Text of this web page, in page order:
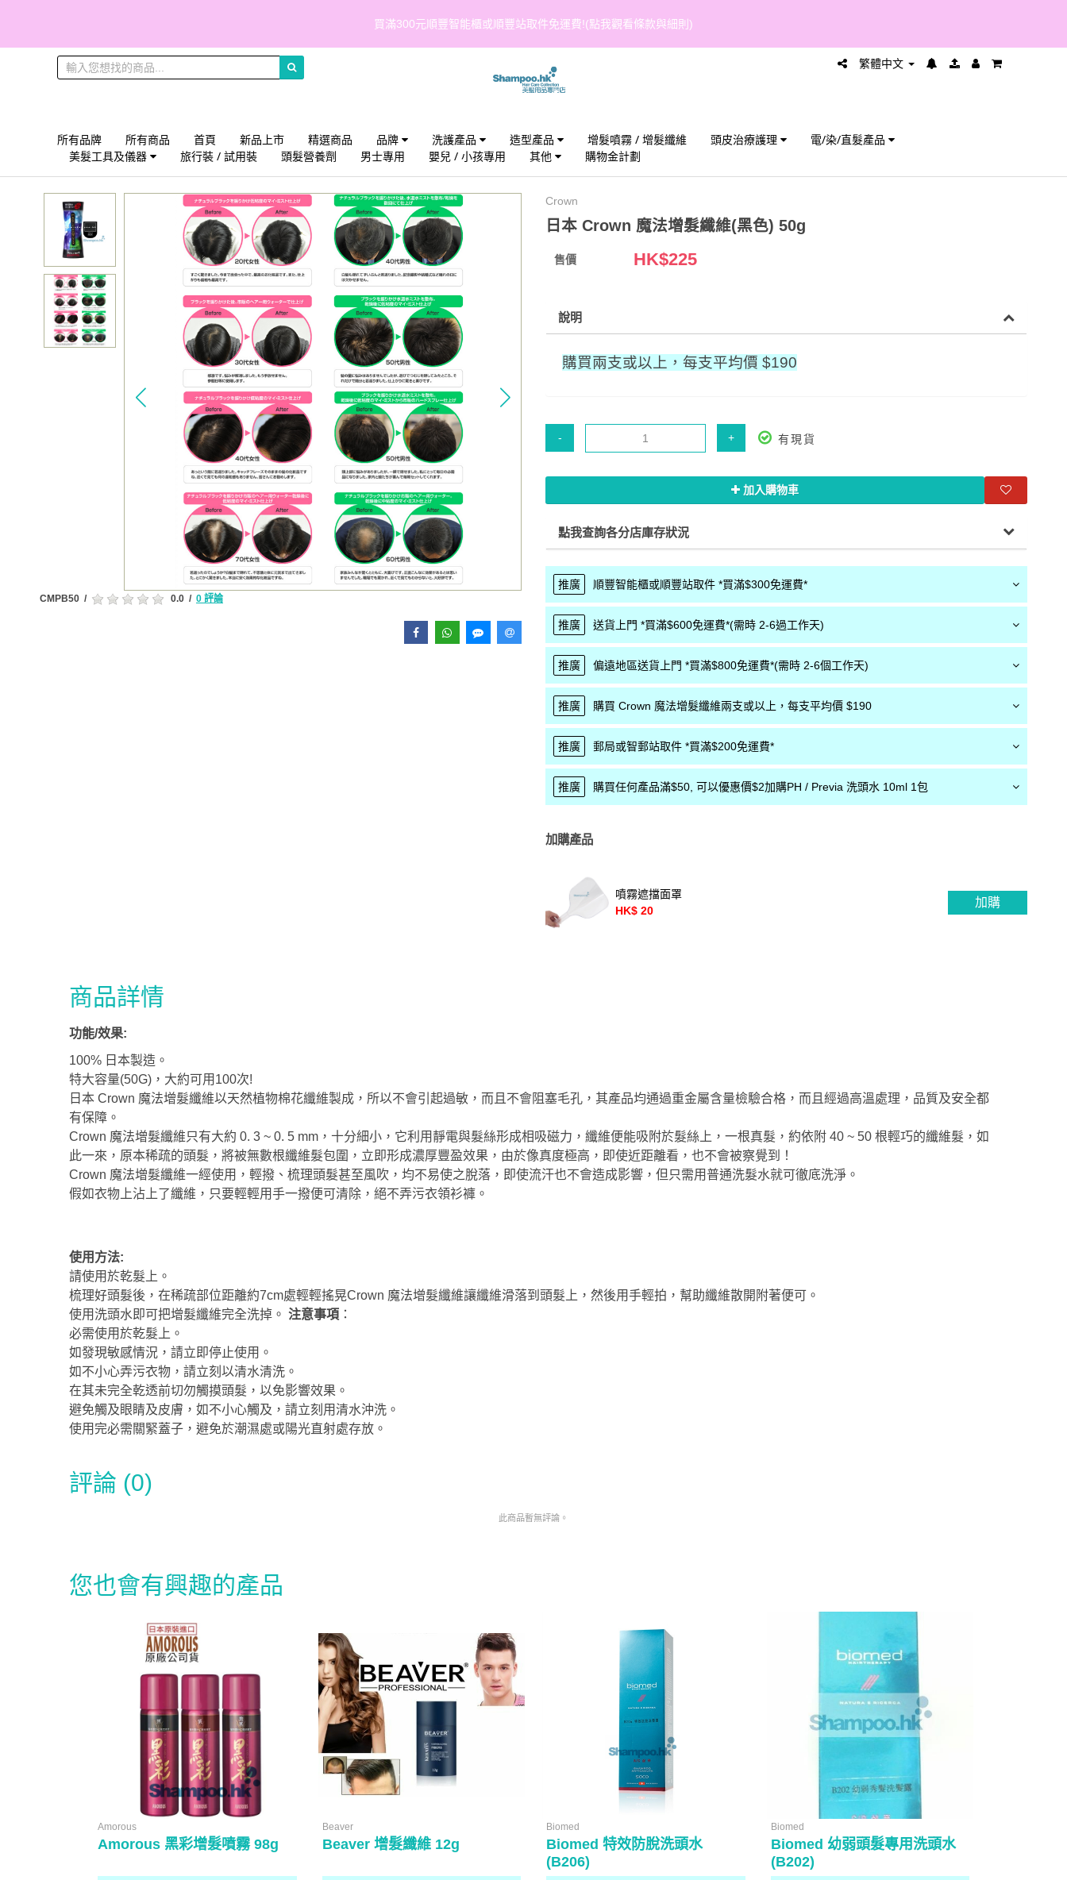
買滿300元順豐智能櫃或順豐站取件免運費!(點我觀看條款與細則)
繁體中文
所有品牌 所有商品 首頁 新品上市 精選商品 品牌 洗護產品 造型產品 增髮噴霧 / 增髮纖維 頭皮治療護理
電/染/直髮產品
美髮工具及儀器
旅行裝 / 試用裝 頭髮營養劑 男士專用 嬰兒 / 小孩專用 其他 購物金計劃
CMPB50 / 0.0 / 0 評論
Crown
日本 Crown 魔法增髮纖維(黑色) 50g
售價 HK$225
說明
購買兩支或以上，每支平均價 $190
- + 有現貨
加入購物車
點我查詢各分店庫存狀況
推廣 順豐智能櫃或順豐站取件 *買滿$300免運費*
推廣 送貨上門 *買滿$600免運費*(需時 2-6過工作天)
推廣 偏遠地區送貨上門 *買滿$800免運費*(需時 2-6個工作天)
推廣 購買 Crown 魔法增髮纖維兩支或以上，每支平均價 $190
推廣 郵局或智郵站取件 *買滿$200免運費*
推廣 購買任何產品滿$50, 可以優惠價$2加購PH / Previa 洗頭水 10ml 1包
加購產品
噴霧遮擋面罩
HK$ 20
加購
商品詳情
功能/效果:
100% 日本製造。
特大容量(50G)，大約可用100次!
日本 Crown 魔法增髮纖維以天然植物棉花纖維製成，所以不會引起過敏，而且不會阻塞毛孔，其產品均通過重金屬含量檢驗合格，而且經過高溫處理，品質及安全都
有保障。
Crown 魔法增髮纖維只有大約 0. 3 ~ 0. 5 mm，十分細小，它利用靜電與髮絲形成相吸磁力，纖維便能吸附於髮絲上，一根真髮，約依附 40 ~ 50 根輕巧的纖維髮，如
此一來，原本稀疏的頭髮，將被無數根纖維髮包圍，立即形成濃厚豐盈效果，由於像真度極高，即使近距離看，也不會被察覺到！
Crown 魔法增髮纖維一經使用，輕撥、梳理頭髮甚至風吹，均不易使之脫落，即使流汗也不會造成影響，但只需用普通洗髮水就可徹底洗淨。
假如衣物上沾上了纖維，只要輕輕用手一撥便可清除，絕不弄污衣領衫褲。
使用方法:
請使用於乾髮上。
梳理好頭髮後，在稀疏部位距離約7cm處輕輕搖晃Crown 魔法增髮纖維讓纖維滑落到頭髮上，然後用手輕拍，幫助纖維散開附著便可。
使用洗頭水即可把增髮纖維完全洗掉。 注意事項 ：
必需使用於乾髮上。
如發現敏感情況，請立即停止使用。
如不小心弄污衣物，請立刻以清水清洗。
在其未完全乾透前切勿觸摸頭髮，以免影響效果。
避免觸及眼睛及皮膚，如不小心觸及，請立刻用清水沖洗。
使用完必需關緊蓋子，避免於潮濕處或陽光直射處存放。
評論 (0)
此商品暫無評論。
您也會有興趣的產品
Amorous
Amorous 黑彩增髮噴霧 98g
Beaver
Beaver 增髮纖維 12g
Biomed
Biomed 特效防脫洗頭水
(B206)
Biomed
Biomed 幼弱頭髮專用洗頭水
(B202)